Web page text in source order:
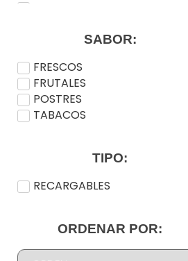
VAPETASIASABOR:
FRESCOS
FRUTALES
POSTRES
TABACOS
TIPO:
RECARGABLES
ORDENAR POR: